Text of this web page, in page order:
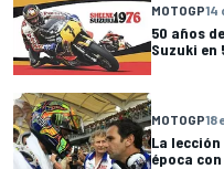
MOTOGP14
50 años
Suzuki en
MOTOGP18
La
época